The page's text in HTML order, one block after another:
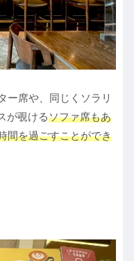
ー席や、同じくソラリ
が覗けるソファ席もあ
間を過ごすことができ